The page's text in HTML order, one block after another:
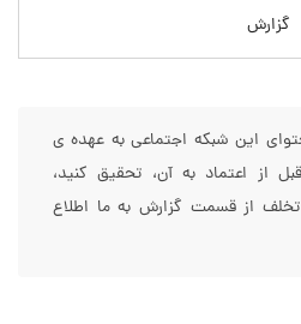
گزارش
این شبکه اجتماعی به عهده ی
از اعتماد به آن، تحقیق کنید،
از قسمت گزارش به ما اطلاع